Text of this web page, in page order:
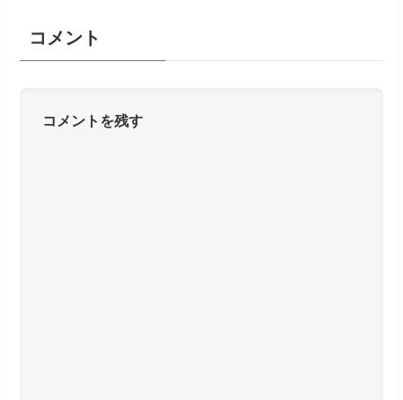
コメント
コメントを残す